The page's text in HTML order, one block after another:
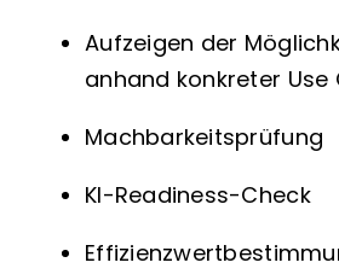
Aufzeigen der
anhand konkreter Use
Machbarkeitsprüfung
KI-Readiness-Check